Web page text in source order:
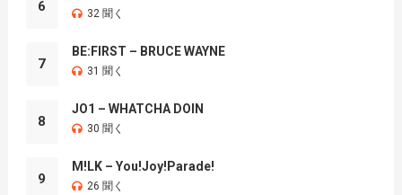
6 32 聞く
7
BE:FIRST – BRUCE WAYNE
31 聞く
8
JO1 – WHATCHA DOIN
30 聞く
9
M!LK – You!Joy!Parade!
26 聞く